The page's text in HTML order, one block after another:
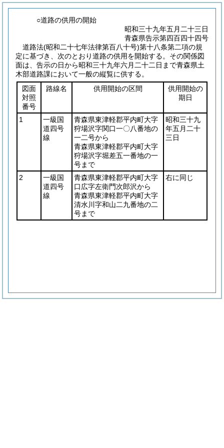
○道路の供用の開始
昭和三十九年五月二十三日
青森県告示第四百四十四号
道路法(昭和二十七年法律第百八十号)第十八条第二項の規
定に基づき、次のとおり道路の供用を開始する。 その関係図
面は、告示の日から昭和三十九年六月二十二日まで青森県土
木部道路課において一般の縦覧に供する。
図面
対照
番号
路線名 供用開始の区間
供用開始の
期日
1
一級国
道四号
線
青森県東津軽郡平内町大字
狩場沢字関口一〇八番地の
一二号から
青森県東津軽郡平内町大字
狩場沢字堀差五一番地の一
号まで
昭和三十九
年五月二十
三日
2
一級国
道四号
線
青森県東津軽郡平内町大字
口広字左衛門次郎沢から
青森県東津軽郡平内町大字
清水川字和山二九番地の二
号まで
右に同じ